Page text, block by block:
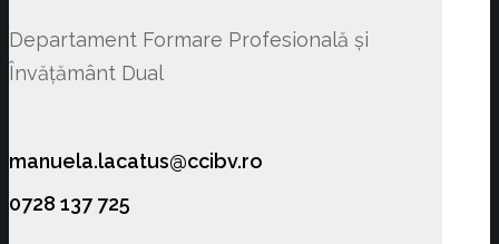
Departament Formare Profesională și
Învățământ Dual
manuela.lacatus@ccibv.ro
0728 137 725